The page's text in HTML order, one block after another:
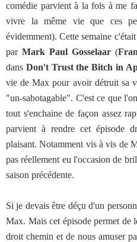
comédie parvient à la fois à me
vivre la même vie que ces
évidemment). Cette semaine
parMark Paul Gosselaar (
dans Don't Trust the Bitch in
vie de Max pour avoir détruit sa
"un-sabotagable". C'est ce que
tout s'enchaine de façon assez
parvient à rendre cet épisode
plaisant. Notamment vis à vis de
pas réellement eu l'occasion de
saison précédente.
Si je devais être déçu d'un
Max. Mais cet épisode permet de
droit chemin et de nous amuser